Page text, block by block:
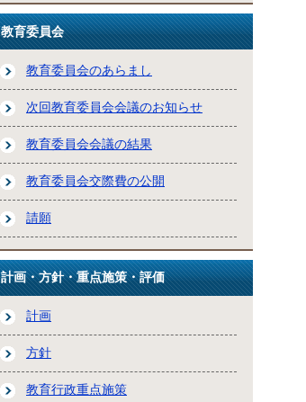
教育委員会
教育委員会のあらまし
次回教育委員会会議のお知らせ
教育委員会会議の結果
教育委員会交際費の公開
請願
計画・方針・重点施策・評価
計画
方針
教育行政重点施策